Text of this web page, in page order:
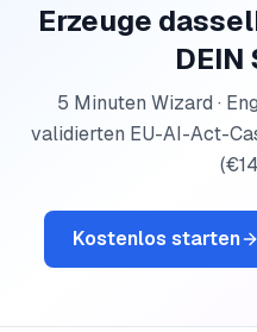
Erzeuge
DEIN
5 Minuten Wizard ·
validierten EU-AI-Act-
Kostenlos starten